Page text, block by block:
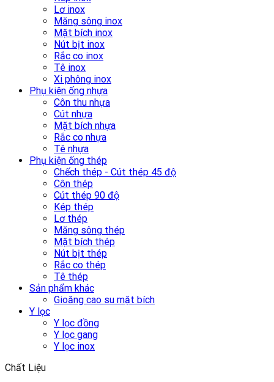
Lơ inox
Măng sông inox
Mặt bích inox
Nút bịt inox
Rắc co inox
Tê inox
Xi phông inox
Phụ kiện ống nhựa
Côn thu nhựa
Cút nhựa
Mặt bích nhựa
Rắc co nhựa
Tê nhựa
Phụ kiện ống thép
Chếch thép - Cút thép 45 độ
Côn thép
Cút thép 90 độ
Kép thép
Lơ thép
Măng sông thép
Mặt bích thép
Nút bịt thép
Rắc co thép
Tê thép
Sản phẩm khác
Gioăng cao su mặt bích
Y lọc
Y lọc đồng
Y lọc gang
Y lọc inox
Chất Liệu